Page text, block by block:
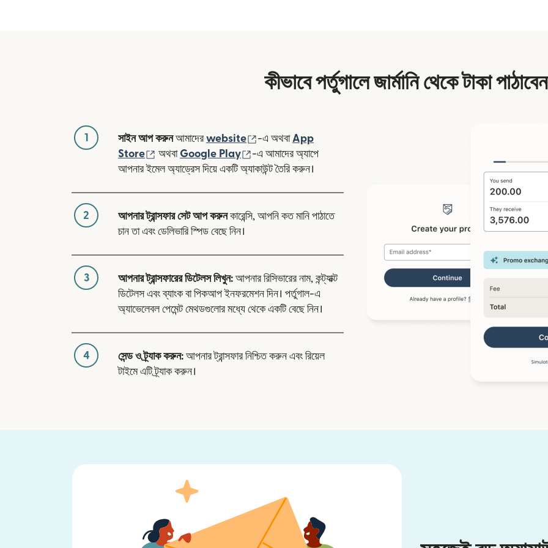
কীভাবে পর্তুগালে জার্মানি থেকে টাকা
1 সাইন আপ করুনআমাদেরwebsite (নতুন উইন্ডোতে খুলবে)
-এ অথবা App
Store
(নতুন উইন্ডোতে খুলবে)
অথবা Google Play (নতুন উইন্ডোতে খুলবে)
-এ আমাদের অ্যাপে
আপনার ইমেল অ্যাড্রেস দিয়ে একটি অ্যাকাউন্ট তৈরি করুন।
2 আপনার ট্রান্সফার সেট আপ করুনকারেন্সি, আপনি কত মানি পাঠাতে
চান তা এবং ডেলিভারি স্পিড বেছে নিন।
3 আপনার ট্রান্সফারের ডিটেলস লিখুন: আপনার রিসিভারের নাম, কন্ট্যাক্ট
ডিটেলস এবং ব্যাংক বা পিকআপ ইনফরমেশন দিন। পর্তুগাল-এ
অ্যাভেলেবল পেমেন্ট মেথডগুলোর মধ্যে থেকে একটি বেছে নিন।
4 সেন্ড ও ট্র্যাক করুন: আপনার ট্রান্সফার নিশ্চিত করুন এবং রিয়েল
টাইমে এটি ট্র্যাক করুন।